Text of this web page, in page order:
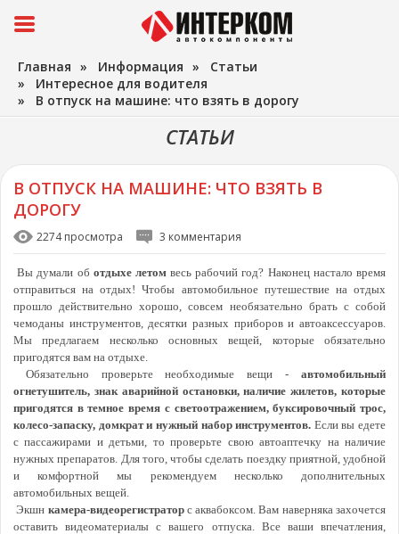
Главная » Информация » Статьи
» Интересное для водителя
» В отпуск на машине: что взять в дорогу
СТАТЬИ
В ОТПУСК НА МАШИНЕ: ЧТО ВЗЯТЬ В
ДОРОГУ
2274 просмотра 3 комментария
Вы думали об отдыхе летомвесь рабочий год? Наконец настало время
отправиться на отдых! Чтобы автомобильное путешествие на отдых
прошло действительно хорошо, совсем необязательно брать с собой
чемоданы инструментов, десятки разных приборов и автоаксессуаров.
Мы предлагаем несколько основных вещей, которые обязательно
пригодятся вам на отдыхе.
Обязательно проверьте необходимые вещи - автомобильный
огнетушитель, знак аварийной остановки, наличие жилетов, которые
пригодятся в темное время с светоотражением, буксировочный трос,
колесо-запаску, домкрат и нужный набор инструментов. Если вы едете
с пассажирами и детьми, то проверьте свою автоаптечку на наличие
нужных препаратов. Для того, чтобы сделать поездку приятной, удобной
и комфортной мы рекомендуем несколько дополнительных
автомобильных вещей.
Экшн камера-видеорегистраторс аквабоксом. Вам наверняка захочется
оставить видеоматериалы с вашего отпуска. Все ваши впечатления,